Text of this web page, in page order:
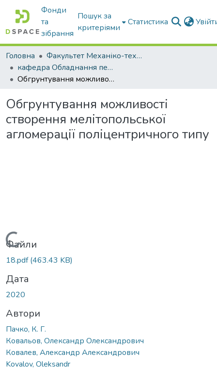
Фонди
та
зібрання
Пошук за
критеріями
Статистика
Головна
Факультет Механіко-технологічний
кафедра Обладнання переробних і харчових виробництв ім. професора Ф.Ю. Ялпачика
Обгрунтування можливості створення мелітопольської агломерації поліцентричного типу
Обгрунтування можливості
створення мелітопольської
агломерації поліцентричного типу
Вантажиться...
Файли
18.pdf(463.43 KB)
Дата
2020
Автори
Пачко, К. Г.
Ковальов, Олександр Олександрович
Ковалев, Александр Александрович
Kovalov, Oleksandr